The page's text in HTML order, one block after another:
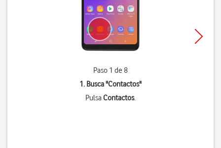
Paso 1 de 8
1. Busca "Contactos"
PulsaContactos.